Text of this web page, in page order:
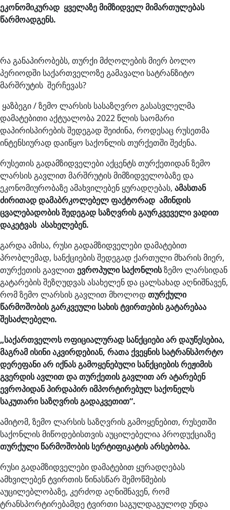
ეკონომიკურად ყველაზე მიმზიდველ მიმართულებას
წარმოადგენს.
რა განაპირობებს, თურქი მძღოლების მიერ ბოლო
პერიოდში საქართველოზე გამავალი სატრანზიტო
მარშრუტის შერჩევას?
ყაზბეგი / ზემო ლარსის სასაზღვრო გასასვლელმა
დამატებითი აქტუალობა 2022 წლის საომარი
დაპირისპირების შედეგად შეიძინა, როდესაც რუსეთმა
ინტენსიურად დაიწყო საქონლის თურქეთში შეძენა.
რუსეთის გადამზიდველები აქცენტს თურქეთიდან ზემო
ლარსის გავლით მარშრუტის მიმზიდველობაზე და
ეკონომიურობაზე ამახვილებენ ყურადღებას, ამასთან
ძირითად დამაბრკოლებელ ფაქტორად ამინდის
ცვალებადობის შედეგად საზღვრის გაურკვეველი ვადით
დაკეტვას ასახელებენ.
გარდა ამისა, რუსი გადამზიდველები დამატებით
პრობლემად, სანქციების შედეგად ქართული მხარის მიერ,
თურქეთის გავლით ევროპული საქონლისზემო ლარსიდან
გატარების შეზღუდვას ასახელენ და ცალსახად აღნიშნავენ,
რომ ზემო ლარსის გავლით მხოლოდთურქული
წარმოშობის გარკვეული სახის ტვირთების გატარებაა
შესაძლებელი.
„საქართველოს ოფიციალურად სანქციები არ დაუწესებია,
მაგრამ ისინი აკვირდებიან, რათა ქვეყნის სატრანსპორტო
დერეფანი არ იქნას გამოყენებული სანქციების რეჟიმის
გვერდის ავლით და თურქეთის გავლით არ ატარებენ
ევროპიდან პირდაპირ იმპორტირებულ საქონელს
საკუთარი საზღვრის გადაკვეთით“.
ამიტომ, ზემო ლარსის საზღვრის გამოყენებით, რუსეთში
საქონლის მიწოდებისთვის აუცილებელია პროდუქციაზე
თურქული წარმოშობის სერტიფიკატის არსებობა.
რუსი გადამზიდველები დამატებით ყურადღებას
ამხვილებენ ტვირთის წინასწარ შემოწმების
აუცილებლობაზე, კერძოდ აღნიშნავენ, რომ
ტრანსპორტირებამდე ტვირთი საგულდაგულოდ უნდა